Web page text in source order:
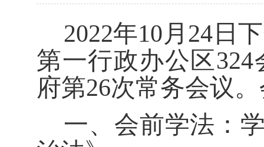
2022年10 月 24 日下
第一行政办公区324
府第26次常务会议
一、 会前学法 ：